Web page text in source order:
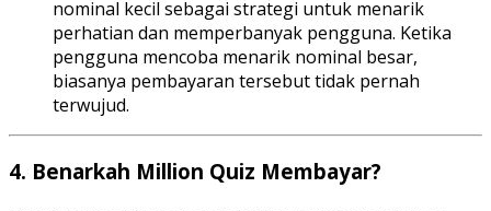
nominal kecil sebagai strategi untuk menarik
perhatian dan memperbanyak pengguna. Ketika
pengguna mencoba menarik nominal besar,
biasanya pembayaran tersebut tidak pernah
terwujud.
4. Benarkah Million Quiz Membayar?